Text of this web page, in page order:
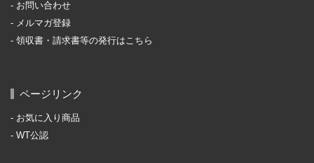
お問い合わせ
メルマガ登録
領収書・請求書等の発行はこちら
ページリンク
お気に入り商品
WT公認